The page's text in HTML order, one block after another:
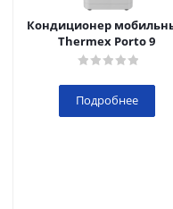
Кондиционер
Thermex Porto 9
Подробнее